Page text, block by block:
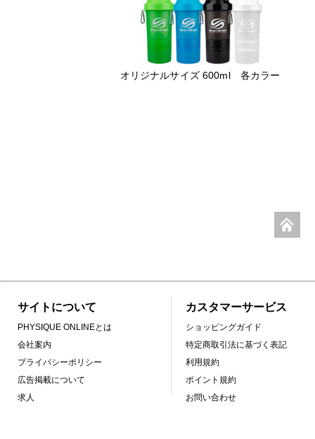
オリジナルサイズ 600ml 各カラー
サイトについて
PHYSIQUE ONLINEとは
会社案内
プライバシーポリシー
広告掲載について
求人
カスタマーサービス
ショッピングガイド
特定商取引法に基づく表記
利用規約
ポイント規約
お問い合わせ